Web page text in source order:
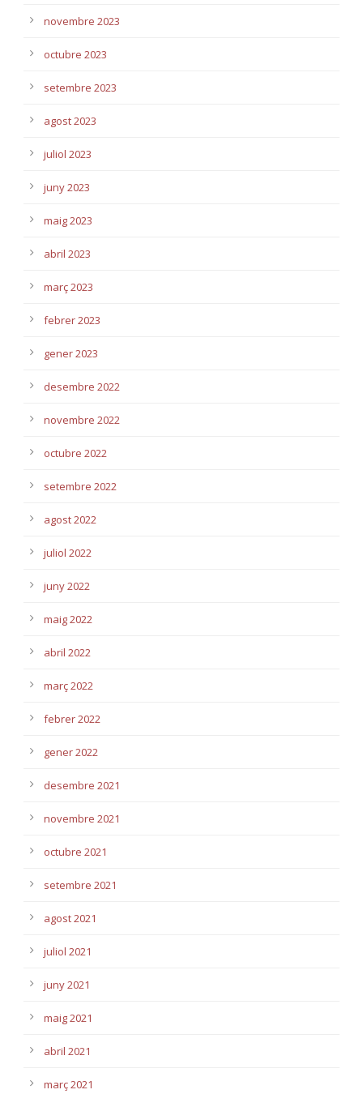
novembre 2023
octubre 2023
setembre 2023
agost 2023
juliol 2023
juny 2023
maig 2023
abril 2023
març 2023
febrer 2023
gener 2023
desembre 2022
novembre 2022
octubre 2022
setembre 2022
agost 2022
juliol 2022
juny 2022
maig 2022
abril 2022
març 2022
febrer 2022
gener 2022
desembre 2021
novembre 2021
octubre 2021
setembre 2021
agost 2021
juliol 2021
juny 2021
maig 2021
abril 2021
març 2021